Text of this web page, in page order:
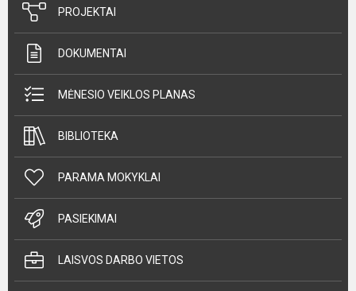
PROJEKTAI
DOKUMENTAI
MĖNESIO VEIKLOS PLANAS
BIBLIOTEKA
PARAMA MOKYKLAI
PASIEKIMAI
LAISVOS DARBO VIETOS